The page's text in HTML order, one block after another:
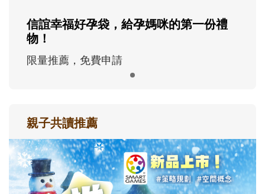
信誼幸福好孕袋，給孕媽咪的第一份禮
物！
限量推薦，免費申請
親子共讀推薦